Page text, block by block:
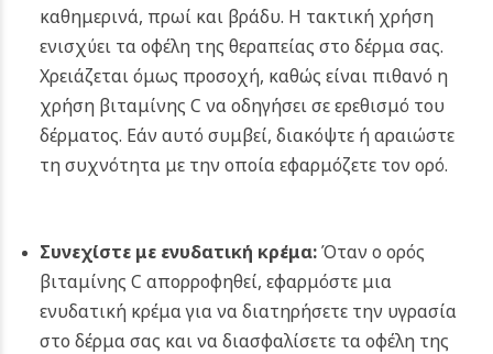
καθημερινά, πρωί και βράδυ. Η τακτική χρήση
ενισχύει τα οφέλη της θεραπείας στο δέρμα σας.
Χρειάζεται όμως προσοχή, καθώς είναι πιθανό η
χρήση βιταμίνης C να οδηγήσει σε ερεθισμό του
δέρματος. Εάν αυτό συμβεί, διακόψτε ή αραιώστε
τη συχνότητα με την οποία εφαρμόζετε τον ορό.
Συνεχίστε με ενυδατική κρέμα:Όταν ο ορός
βιταμίνης C απορροφηθεί, εφαρμόστε μια
ενυδατική κρέμα για να διατηρήσετε την υγρασία
στο δέρμα σας και να διασφαλίσετε τα οφέλη της